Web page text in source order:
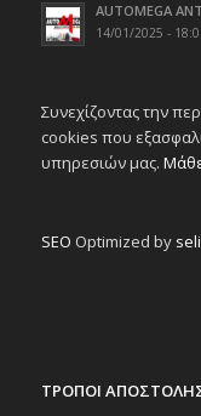
AUTOMEGA
14/01/2025 -
Συνεχίζοντας την
cookies που
υπηρεσιών μας.
SEO Optimized by
ΤΡΟΠΟΙ